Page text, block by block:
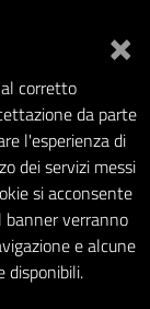
×
corretto
da parte
l'esperienza di
dei servizi messi
si acconsente
banner verranno
e alcune
disponibili.